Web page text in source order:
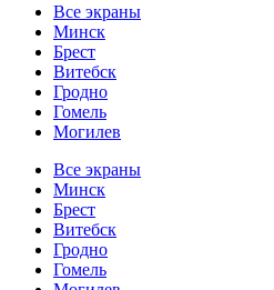
Все экраны
Минск
Брест
Витебск
Гродно
Гомель
Могилев
Все экраны
Минск
Брест
Витебск
Гродно
Гомель